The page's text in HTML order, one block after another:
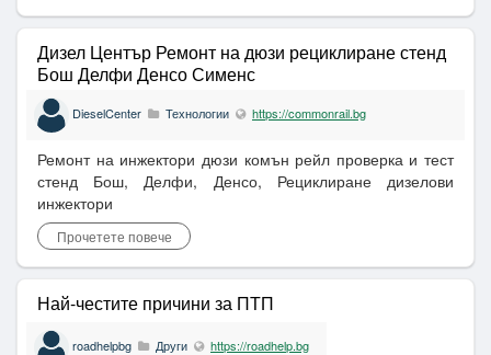
Дизел Център Ремонт на дюзи рециклиране стенд
Бош Делфи Денсо Сименс
DieselCenter Технологии https://commonrail.bg
Ремонт на инжектори дюзи комън рейл проверка и тест
стенд Бош, Делфи, Денсо, Рециклиране дизелови
инжектори
Прочетете повече
Най-честите причини за ПТП
roadhelpbg Други https://roadhelp.bg